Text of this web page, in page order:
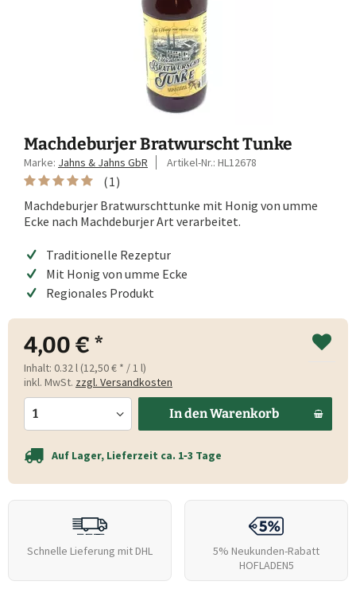
Machdeburjer Bratwurscht Tunke
Marke: Jahns & Jahns GbR Artikel-Nr.: HL12678
(1 )
Machdeburjer Bratwurschttunke mit Honig von umme
Ecke nach Machdeburjer Art verarbeitet.
Traditionelle Rezeptur
Mit Honig von umme Ecke
Regionales Produkt
4,00 € *
Inhalt: 0.32 l (12,50 € * / 1 l)
inkl. MwSt. zzgl. Versandkosten
In denWarenkorb
Auf Lager, Lieferzeit ca. 1‑3 Tage
Schnelle Lieferung mit DHL
5% Neukunden-Rabatt
HOFLADEN5